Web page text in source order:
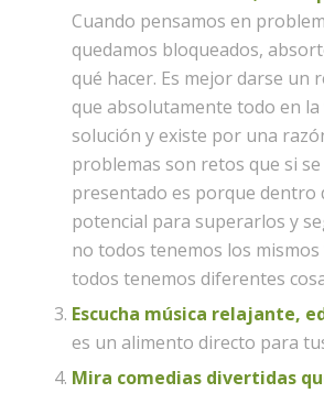
Cuando pensamos en
quedamos bloqueados,
qué hacer. Es mejor darse un
que absolutamente todo en la
solución y existe por una
problemas son retos que si
presentado es porque dentro
potencial para superarlos y
no todos tenemos los mismos
todos tenemos diferentes
Escucha música relajante,
es un alimento directo para
Mira comedias divertidas